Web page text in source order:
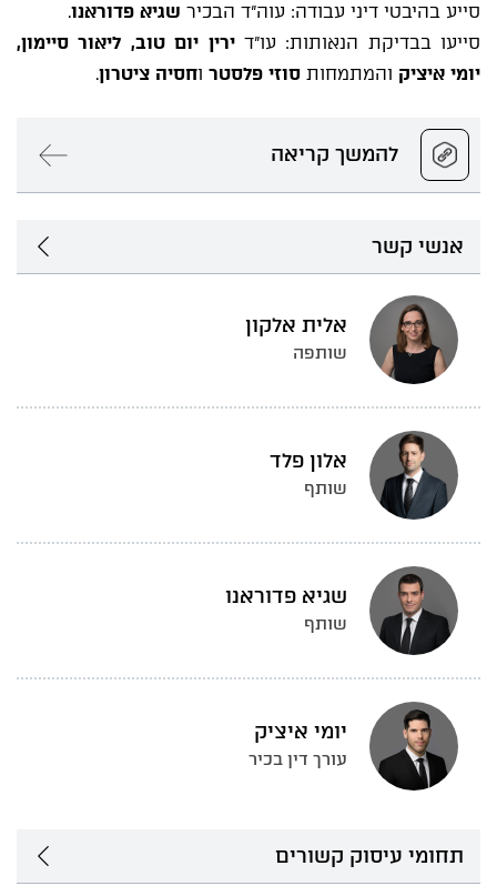
סייע בהיבטי דיני עבודה: עוה"ד הבכיר שגיא פדוראנו.
סייעו בבדיקת הנאותות: עו"דירין יום טוב, ליאור סיימון,
יומי איציק והמתמחות סוזי פלסטר וחסיה ציטרון.
להמשך קריאה
אנשי קשר
אלית אלקון
שותפה
אלון פלד
שותף
שגיא פדוראנו
שותף
יומי איציק
עורך דין בכיר
תחומי עיסוק קשורים